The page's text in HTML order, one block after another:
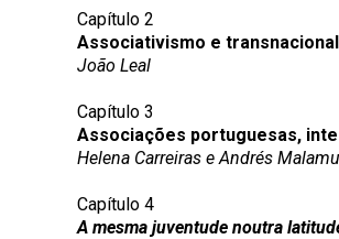
Capítulo 2
Associativismo e
João Leal
Capítulo 3
Associações portuguesas,
Helena Carreiras e Andrés
Capítulo 4
A mesma juventude noutra